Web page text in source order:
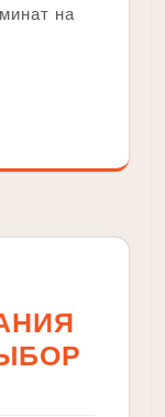
на